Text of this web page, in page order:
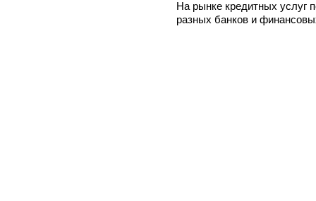
На рынке кредитных услуг
разных банков и